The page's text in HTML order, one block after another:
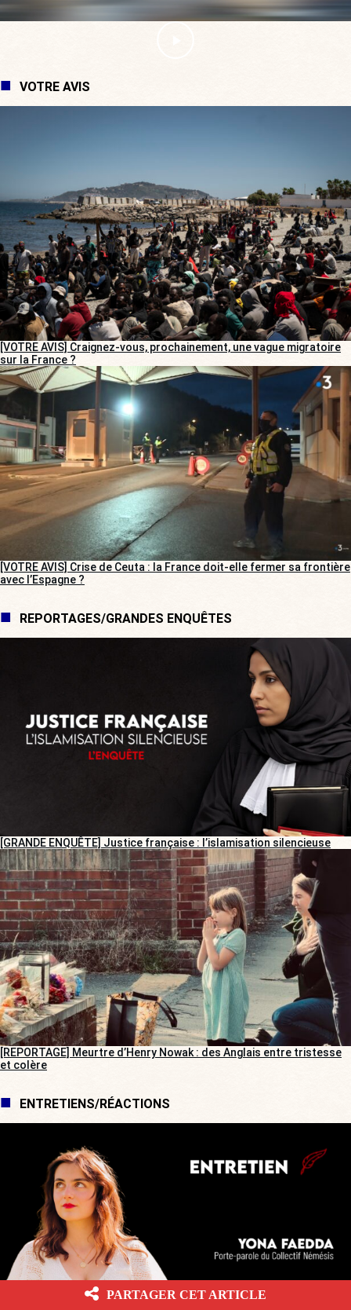
VOTRE AVIS
[VOTRE AVIS] Craignez-vous, prochainement, une vague migratoire
sur la France ?
[VOTRE AVIS] Crise de Ceuta : la France doit-elle fermer sa frontière
avec l’Espagne ?
REPORTAGES/GRANDES ENQUÊTES
[GRANDE ENQUÊTE] Justice française : l’islamisation silencieuse
[REPORTAGE] Meurtre d’Henry Nowak : des Anglais entre tristesse
et colère
ENTRETIENS/RÉACTIONS
PARTAGER CET ARTICLE